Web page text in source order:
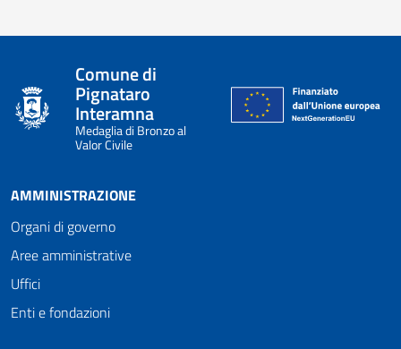
Comune di
Pignataro
Interamna
Medaglia di Bronzo al
Valor Civile
AMMINISTRAZIONE
Organi di governo
Aree amministrative
Uffici
Enti e fondazioni